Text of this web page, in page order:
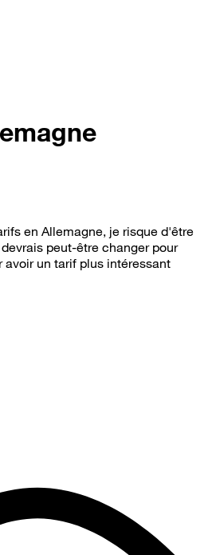
en Allemagne, je risque d'être
peut-être changer pour
avoir un tarif plus intéressant